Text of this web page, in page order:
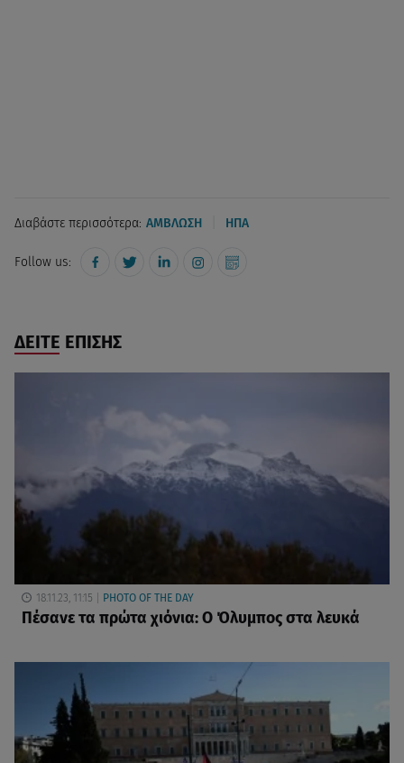
Διαβάστε περισσότερα: ΑΜΒΛΩΣΗ ΗΠΑ
Follow us:
ΔΕΙΤΕ ΕΠΙΣΗΣ
18.11.23, 11:15 PHOTO OF THE DAY
Πέσανε τα πρώτα χιόνια: Ο Όλυμπος στα λευκά